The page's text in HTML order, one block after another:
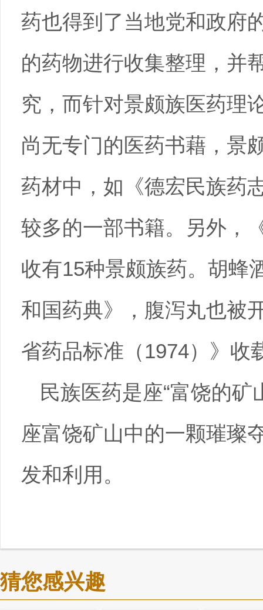
药也得到了当地党和政府
的药物进行收集整理，并
究，而针对景颇族医药理
尚无专门的医药书藉，景
药材中，如《德宏民族药
较多的一部书籍。另外，
收有15种景颇族药。胡蜂
和国药典》，腹泻丸也被
省药品标准（1974）》收
民族医药是座“富饶的
座富饶矿山中的一颗璀璨
发和利用。
猜您感兴趣